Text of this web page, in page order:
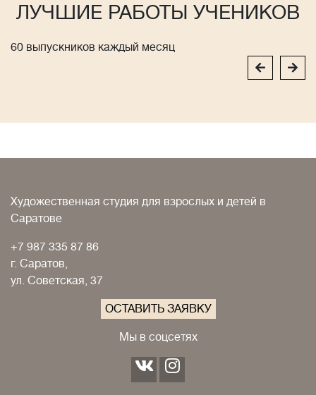
ЛУЧШИЕ РАБОТЫ УЧЕНИКОВ
60 выпускников каждый месяц
Художественная студия для взрослых и детей в
Саратове
+7 987 335 87 86
г. Саратов,
ул. Советская, 37
ОСТАВИТЬ ЗАЯВКУ
Мы в соцсетях